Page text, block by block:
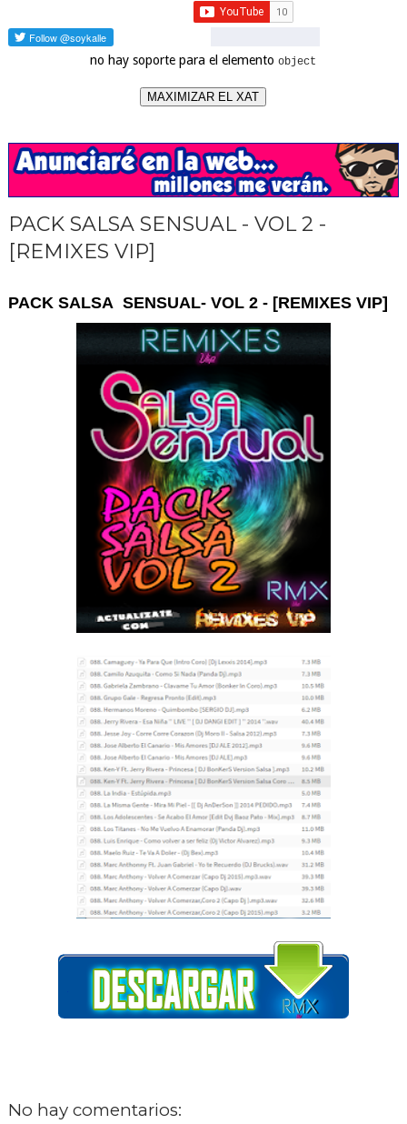
no hay soporte para el elementoobject
MAXIMIZAR EL XAT
PACK SALSA SENSUAL - VOL 2 -
[REMIXES VIP]
PACK SALSA SENSUAL- VOL 2 - [REMIXES VIP]
No hay comentarios: